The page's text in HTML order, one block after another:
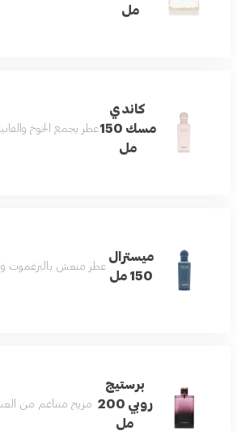
مل
كاندي
مسك 150
مل
عطر يجمع الخوخ
ميسترال
150 مل
عطر منعش بالبرغموت
برستيج
روبي 200
مل
مزيج متناغم من